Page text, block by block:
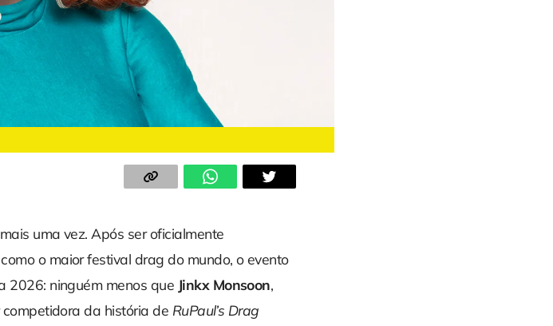
uma vez. Após ser oficialmente
o maior festival drag do mundo, o evento
2026: ninguém menos que Jinkx Monsoon,
da história de RuPaul’s Drag